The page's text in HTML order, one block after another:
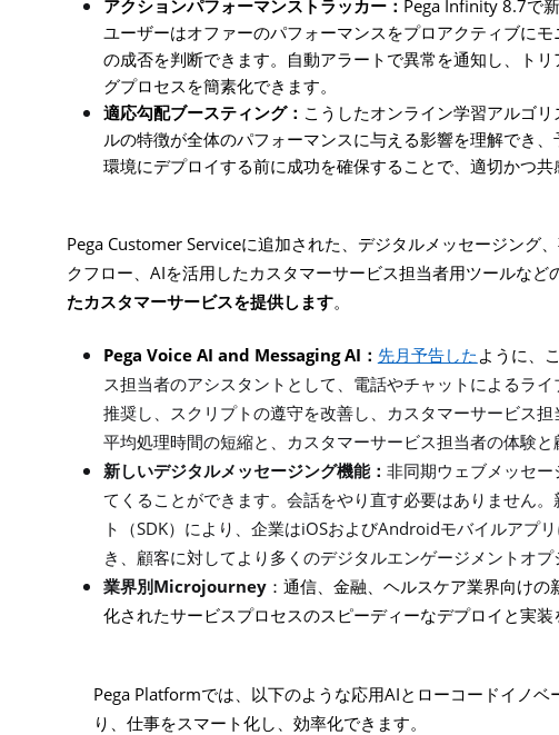
アクションパフォーマンストラッカー： Pega Infinity 8.7で
ユーザーはオファーのパフォーマンスをプロアクティブに
の成否を判断できます。自動アラートで異常を通知し、ト
グプロセスを簡素化できます。
適応勾配ブースティング： こうしたオンライン学習アルゴ
ルの特徴が全体のパフォーマンスに与える影響を理解でき
環境にデプロイする前に成功を確保することで、適切かつ共
Pega Customer Serviceに追加された、デジタルメッセージング
クフロー、 AIを活用したカスタマーサービス担当者用ツールなど
たカスタマーサービスを提供します。
Pega Voice AI and Messaging AI ： 先月予告した ように、
ス担当者のアシスタントとして、電話やチャットによるラ
推奨し、スクリプトの遵守を改善し、カスタマーサービス
平均処理時間の短縮と、カスタマーサービス担当者の体験と
新しいデジタルメッセージング機能： 非同期ウェブメッセ
てくることができます。会話をやり直す必要はありません
ト（SDK）により、企業はiOSおよびAndroidモバイルアプ
き、顧客に対してより多くのデジタルエンゲージメントオプ
業界別Microjourney：通信、金融、ヘルスケア業界向け
化されたサービスプロセスのスピーディーなデプロイと実装
Pega Platformでは、以下のような応用AIとローコードイノベ
り、仕事をスマート化し、効率化できます。